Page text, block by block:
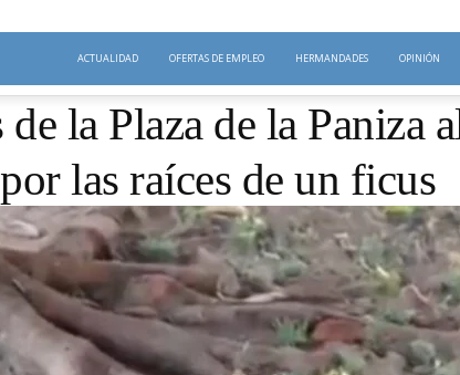
ACTUALIDAD OFERTAS DE EMPLEO HERMANDADES OPINIÓN
la Plaza de la Paniza
las raíces de un ficus